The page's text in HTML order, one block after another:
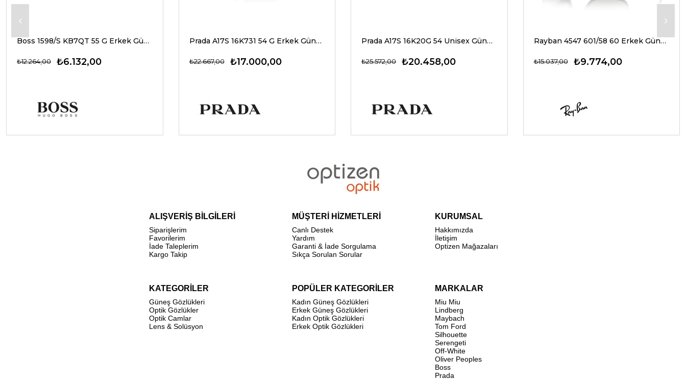
Boss 1598/S KB7QT 55 G Erkek Güneş Gözlükleri
₺6.132,00
₺12.264,00
Prada A17S 16K731 54 G Erkek Güneş Gözlükleri
₺17.000,00
₺22.667,00
Prada A17S 16K20G 54 Unisex Güneş Gözlükleri
₺20.458,00
₺25.572,00
Rayban 4547 601/58 60 Erkek Güneş Gözlükleri
₺9.774,00
₺15.037,00
ALIŞVERİŞ BİLGİLERİ
Siparişlerim
Favorilerim
İade Taleplerim
Kargo Takip
MÜŞTERİ HİZMETLERİ
Canlı Destek
Yardım
Garanti & İade Sorgulama
Sıkça Sorulan Sorular
KURUMSAL
Hakkımızda
İletişim
Optizen Mağazaları
KATEGORİLER
Güneş Gözlükleri
Optik Gözlükler
Optik Camlar
Lens & Solüsyon
POPÜLER KATEGORİLER
Kadın Güneş Gözlükleri
Erkek Güneş Gözlükleri
Kadın Optik Gözlükleri
Erkek Optik Gözlükleri
MARKALAR
Miu Miu
Lindberg
Maybach
Tom Ford
Silhouette
Serengeti
Off-White
Oliver Peoples
Boss
Prada